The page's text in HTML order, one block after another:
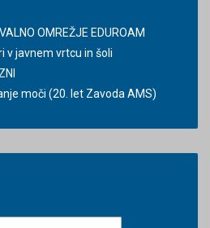
OMREŽJE EDUROAM
v javnem vrtcu in šoli
moči (20. let Zavoda AMS)